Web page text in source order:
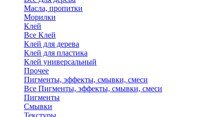
Масла, пропитки
Морилки
Клей
Все Клей
Клей для дерева
Клей для пластика
Клей универсальный
Прочее
Пигменты, эффекты, смывки, смеси
Все Пигменты, эффекты, смывки, смеси
Пигменты
Смывки
Текстуры